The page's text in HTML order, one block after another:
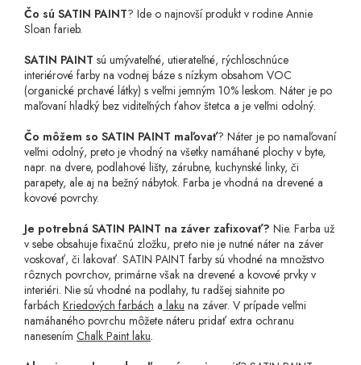
Čo sú SATIN PAINT? Ide o najnovší produkt v rodine Annie
Sloan farieb.
SATIN PAINT sú umývateľné, utierateľné, rýchloschnúce
interiérové farby na vodnej báze s nízkym obsahom VOC
(organické prchavé látky) s veľmi jemným 10% leskom. Náter je po
maľovaní hladký bez viditeľných ťahov štetca a je veľmi odolný.
Čo môžem so SATIN PAINT maľovať? Náter je po namaľovaní
veľmi odolný, preto je vhodný na všetky namáhané plochy v byte,
napr. na dvere, podlahové lišty, zárubne, kuchynské linky, či
parapety, ale aj na bežný nábytok. Farba je vhodná na drevené a
kovové povrchy.
Je potrebná SATIN PAINT na záver zafixovať? Nie. Farba už
v sebe obsahuje fixačnú zložku, preto nie je nutné náter na záver
voskovať, či lakovať. SATIN PAINT farby sú vhodné na množstvo
rôznych povrchov, primárne však na drevené a kovové prvky v
interiéri. Nie sú vhodné na podlahy, tu radšej siahnite po
farbách Kriedových farbách a laku na záver. V prípade veľmi
namáhaného povrchu môžete náteru pridať extra ochranu
nanesením Chalk Paint laku.